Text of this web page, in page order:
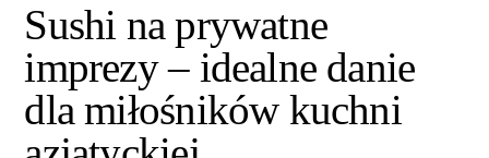
Sushi na prywatne
imprezy – idealne danie
dla miłośników kuchni